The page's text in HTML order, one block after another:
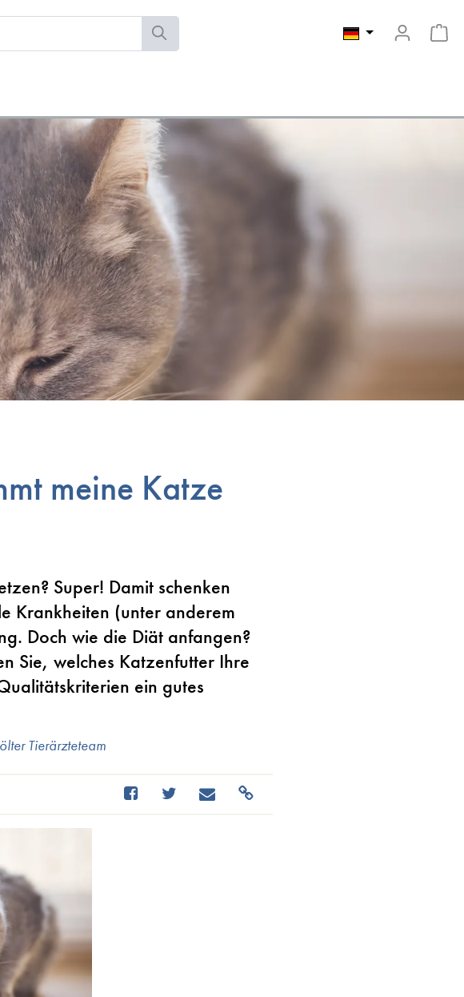
meine Katze
Super! Damit schenken
Krankheiten (unter anderem
Doch wie die Diät anfangen?
Sie, welches Katzenfutter Ihre
ein gutes
Tierärzteteam